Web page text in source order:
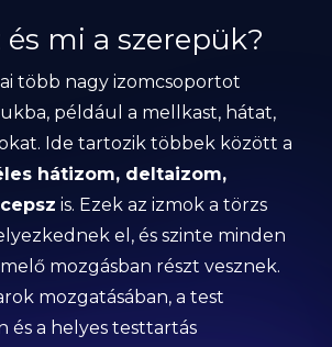
mi a szerepük?
több nagy izomcsoportot
például a mellkast, hátat,
Ide tartozik többek között a
hátizom, deltaizom,
is. Ezek az izmok a törzs
el, és szinte minden
mozgásban részt vesznek.
mozgatásában, a test
és a helyes testtartás